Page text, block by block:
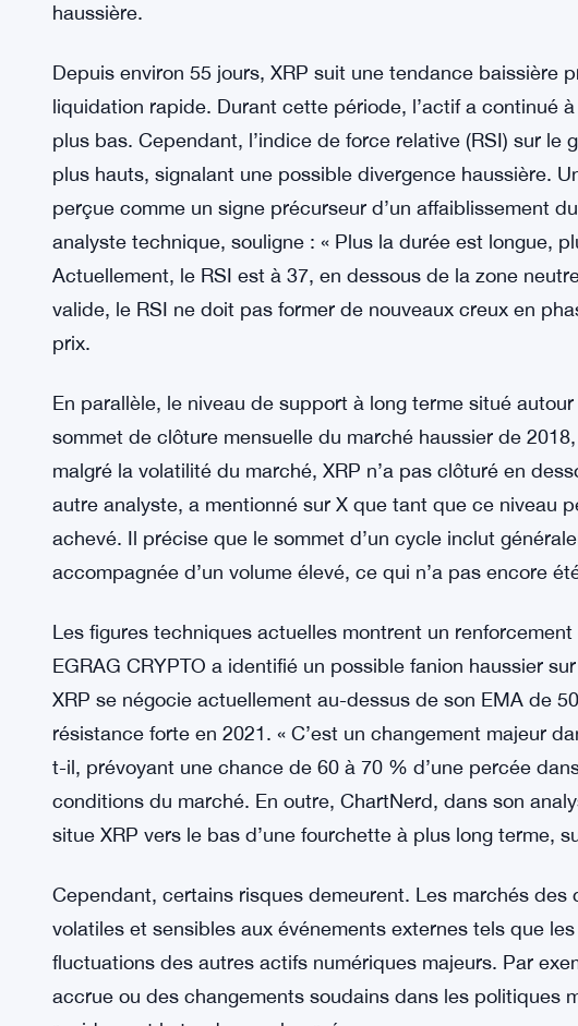
haussière.
Depuis environ 55 jours, XRP suit une tendance baissière
liquidation rapide. Durant cette période, l’actif a continué
plus bas. Cependant, l’indice de force relative (RSI) sur le
plus hauts, signalant une possible divergence haussière.
perçue comme un signe précurseur d’un affaiblissement
analyste technique, souligne : « Plus la durée est longue,
Actuellement, le RSI est à 37, en dessous de la zone
valide, le RSI ne doit pas former de nouveaux creux en
prix.
En parallèle, le niveau de support à long terme situé
sommet de clôture mensuelle du marché haussier de
malgré la volatilité du marché, XRP n’a pas clôturé en
autre analyste, a mentionné sur X que tant que ce niveau
achevé. Il précise que le sommet d’un cycle inclut
accompagnée d’un volume élevé, ce qui n’a pas encore
Les figures techniques actuelles montrent un
EGRAG CRYPTO a identifié un possible fanion haussier
XRP se négocie actuellement au-dessus de son EMA de
résistance forte en 2021. « C’est un changement majeur
t-il, prévoyant une chance de 60 à 70 % d’une percée
conditions du marché. En outre, ChartNerd, dans son
situe XRP vers le bas d’une fourchette à plus long terme,
Cependant, certains risques demeurent. Les marchés
volatiles et sensibles aux événements externes tels que
fluctuations des autres actifs numériques majeurs. Par
accrue ou des changements soudains dans les politiques